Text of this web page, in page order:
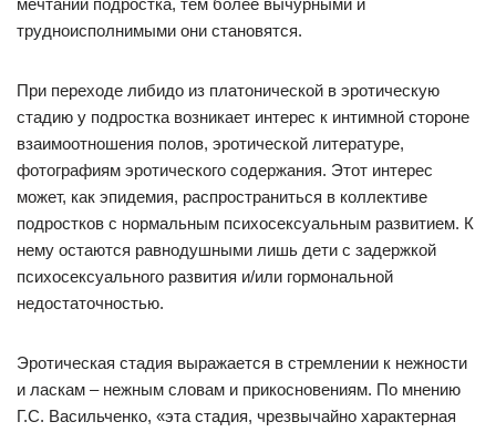
мечтаний подростка, тем более вычурными и
трудноисполнимыми они становятся.
При переходе либидо из платонической в эротическую
стадию у подростка возникает интерес к интимной стороне
взаимоотношения полов, эротической литературе,
фотографиям эротического содержания. Этот интерес
может, как эпидемия, распространиться в коллективе
подростков с нормальным психосексуальным развитием. К
нему остаются равнодушными лишь дети с задержкой
психосексуального развития и/или гормональной
недостаточностью.
Эротическая стадия выражается в стремлении к нежности
и ласкам – нежным словам и прикосновениям. По мнению
Г.С. Васильченко, «эта стадия, чрезвычайно характерная